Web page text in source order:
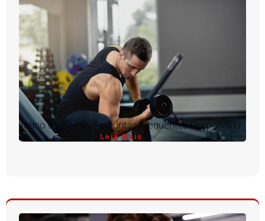
Treino de Bíceps: Perguntas Frequentes Respondidas
Leia Mais